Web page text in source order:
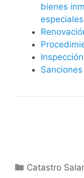
bienes
especiales
Categorías
Catastro